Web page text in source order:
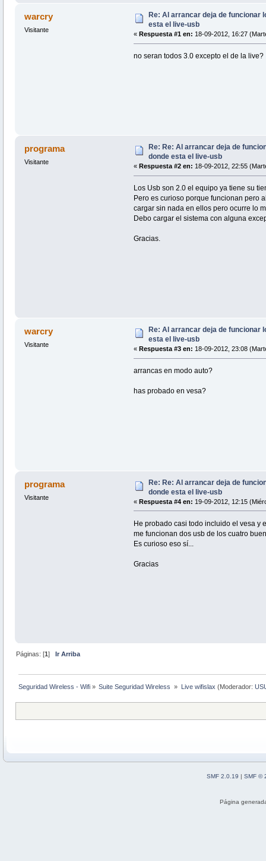
warcry
Visitante
Re: Al arrancar deja de funcionar
esta el live-usb
« Respuesta #1 en: 18-09-2012, 16:27
no seran todos 3.0 excepto el de la live?
programa
Visitante
Re: Re: Al arrancar deja de
donde esta el live-usb
« Respuesta #2 en: 18-09-2012, 22:55
Los Usb son 2.0 el equipo ya tiene su
Pero es curioso porque funcionan pero
cargar sin nada en ellos pero ocurre lo
Debo cargar el sistema con alguna
Gracias.
warcry
Visitante
Re: Al arrancar deja de funcionar
esta el live-usb
« Respuesta #3 en: 18-09-2012, 23:08
arrancas en modo auto?
has probado en vesa?
programa
Visitante
Re: Re: Al arrancar deja de
donde esta el live-usb
« Respuesta #4 en: 19-09-2012, 12:15
He probado casi todo incluido el vesa y
me funcionan dos usb de los cuatro
Es curioso eso sí...
Gracias
Páginas: [1]Ir Arriba
Seguridad Wireless - Wifi » Suite Seguridad Wireless » Live wifislax (Moderador:
SMF 2.0.19 | SMF ©
Página